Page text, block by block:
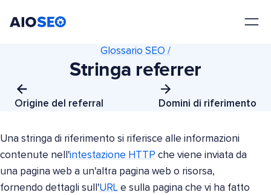
Origine del referral
Glossario SEO /
Stringa referrer
Domini di riferimento
Una stringa di riferimento si riferisce alle informazioni
contenute nell'intestazione HTTP che viene inviata da
una pagina web a un'altra pagina web o risorsa,
fornendo dettagli sull'URL e sulla pagina che vi ha fatto